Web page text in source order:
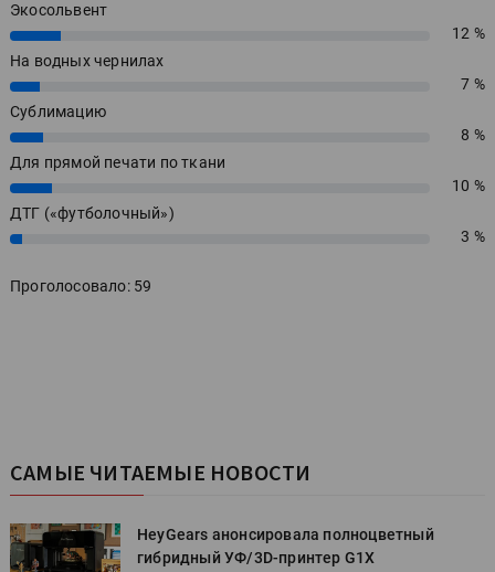
Экосольвент
12%
12 %
На водных чернилах
7%
7 %
Сублимацию
8%
8 %
Для прямой печати по ткани
10%
10 %
ДТГ («футболочный»)
3% 3 %
Проголосовало: 59
САМЫЕ ЧИТАЕМЫЕ НОВОСТИ
HeyGears анонсировала полноцветный
гибридный УФ/3D-принтер G1X